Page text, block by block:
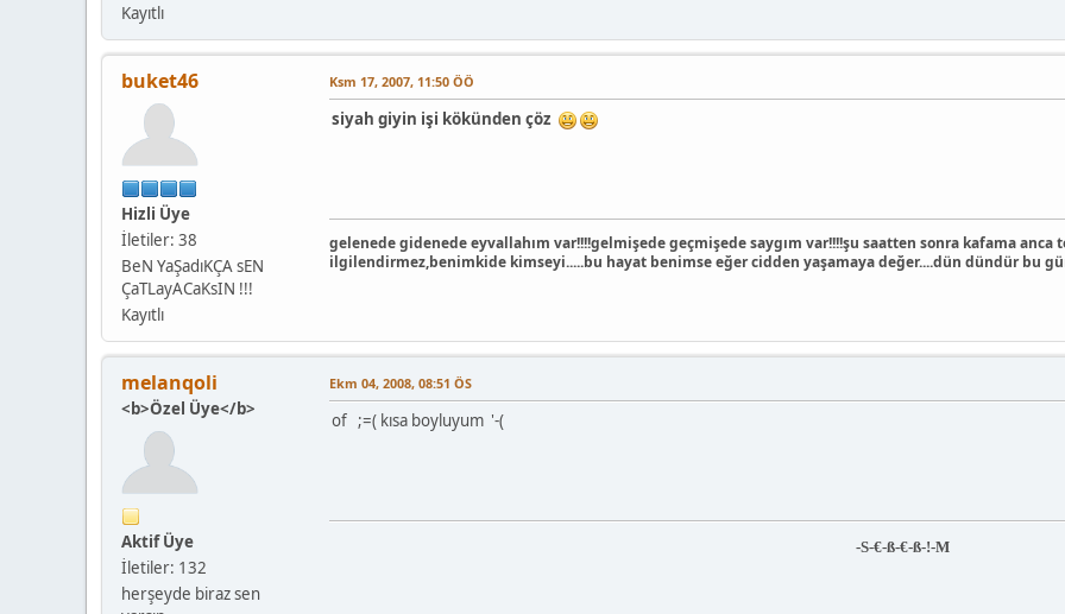
Kayıtlı
buket46
Hizli Üye
İletiler: 38
BeN YaŞadıKÇA sEN
ÇaTLayACaKsIN !!!
Kayıtlı
Ksm 17, 2007, 11:50 ÖÖ
siyah giyin işi kökünden çöz
gelenede gidenede eyvallahım var!!!!gelmişede geçmişede saygım var!!!!şu saatten sonra kafama anca
ilgilendirmez,benimkide kimseyi.....bu hayat benimse eğer cidden yaşamaya değer....dün dündür bu
melanqoli
<b>Özel Üye</b>
Aktif Üye
İletiler: 132
herşeyde biraz sen
Ekm 04, 2008, 08:51 ÖS
of ;=( kısa boyluyum '-(
-S-€-ß-€-ß-!-M